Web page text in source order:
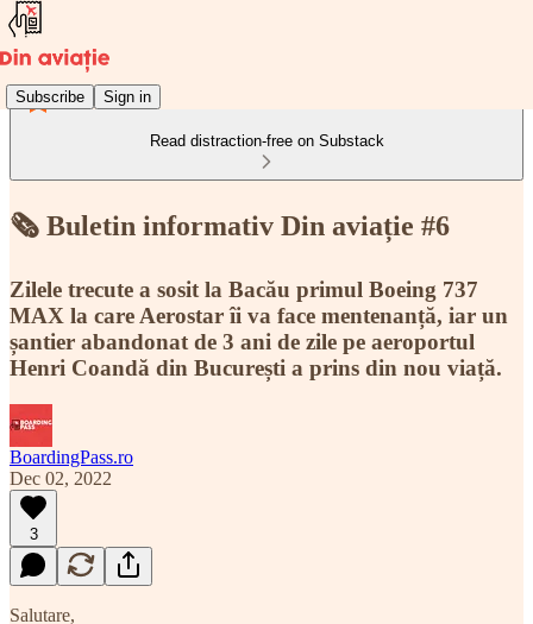
Subscribe Sign in
Read distraction-free on Substack
🗞️ Buletin informativ Din aviație #6
Zilele trecute a sosit la Bacău primul Boeing 737
MAX la care Aerostar îi va face mentenanță, iar un
șantier abandonat de 3 ani de zile pe aeroportul
Henri Coandă din București a prins din nou viață.
BoardingPass.ro
Dec 02, 2022
3
Salutare,